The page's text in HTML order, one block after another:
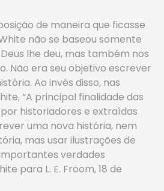
de maneira que ficasse
não se baseou somente
lhe deu, mas também nos
Não era seu objetivo escrever
Ao invés disso, nas
“A principal finalidade das
historiadores e extraídas
uma nova história, nem
mas usar ilustrações de
verdades
para L. E. Froom, 18 de